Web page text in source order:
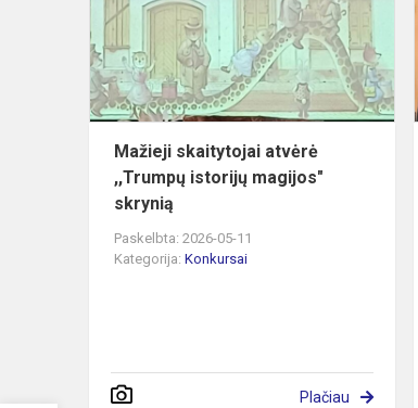
Mažieji skaitytojai atvėrė
,,Trumpų istorijų magijos"
skrynią
Paskelbta: 2026-05-11
Kategorija: Konkursai
Plačiau